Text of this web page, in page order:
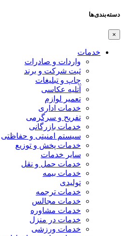
دسته‌بندی‌ها
×
خدمات
واردات و صادرات
ثبت شرکت و برند
چاپ و تبلیغات
آتلیه عکاسی
تعمیر لوازم
خدمات اداری
تفریح و سرگرمی
خدمات بازرگانی
سیستم امنیتی و حفاظتی
خدمات پخش و توزیع
سایر خدمات
خدمات حمل و نقل
خدمات بیمه
تولیدی
خدمات ترجمه
خدمات مجالس
خدمات مشاوره
خدمات در منزل
خدمات ورزشی